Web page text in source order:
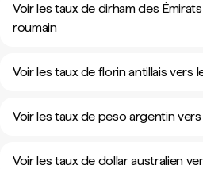
Voir les taux de dirham des
roumain
Voir les taux de florin antillais vers
Voir les taux de peso argentin
Voir les taux de dollar australien